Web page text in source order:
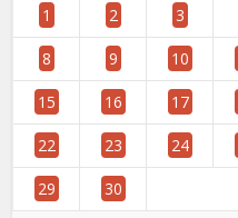
1 2 3
8 9 10
15 16 17
22 23 24
29 30